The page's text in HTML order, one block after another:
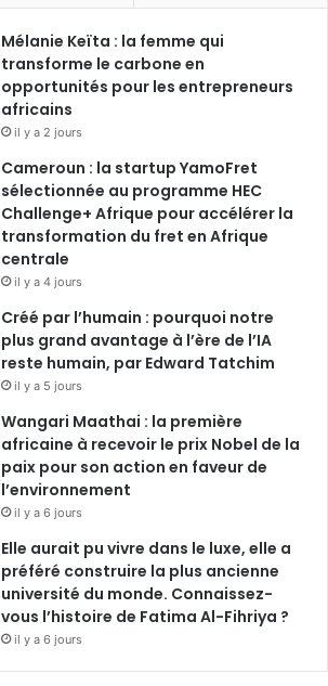
Mélanie Keïta : la femme qui
transforme le carbone en
opportunités pour les entrepreneurs
africains
il y a 2 jours
Cameroun : la startup YamoFret
sélectionnée au programme HEC
Challenge+ Afrique pour accélérer la
transformation du fret en Afrique
centrale
il y a 4 jours
Créé par l’humain : pourquoi notre
plus grand avantage à l’ère de l’IA
reste humain, par Edward Tatchim
il y a 5 jours
Wangari Maathai : la première
africaine à recevoir le prix Nobel de la
paix pour son action en faveur de
l’environnement
il y a 6 jours
Elle aurait pu vivre dans le luxe, elle a
préféré construire la plus ancienne
université du monde. Connaissez-
vous l’histoire de Fatima Al-Fihriya ?
il y a 6 jours